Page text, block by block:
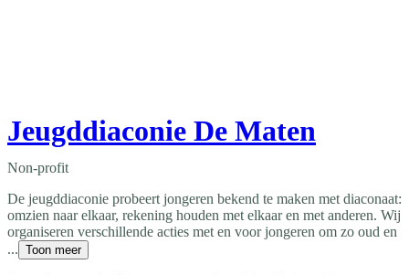
Jeugddiaconie De Maten
Non-profit
De jeugddiaconie probeert jongeren bekend te maken met diaconaat:
omzien naar elkaar, rekening houden met elkaar en met anderen. Wij
organiseren verschillende acties met en voor jongeren om zo oud en
... Toon meer